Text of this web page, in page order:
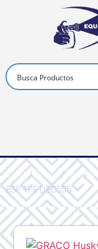
Inicio/Graco/PRO/
BSP TPE DBC555